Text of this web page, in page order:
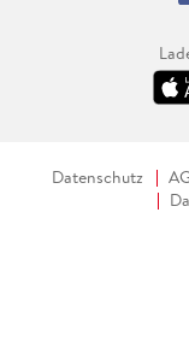
Datenschutz